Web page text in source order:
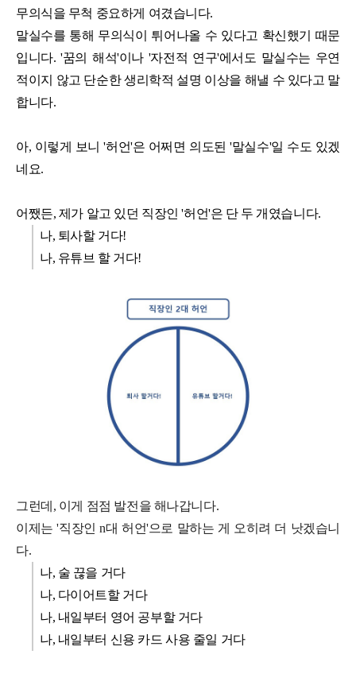
무의식을 무척 중요하게 여겼습니다.
말실수를 통해 무의식이 튀어나올 수 있다고 확신했기 때문
입니다. '꿈의 해석'이나 '자전적 연구'에서도 말실수는 우연
적이지 않고 단순한 생리학적 설명 이상을 해낼 수 있다고 말
합니다.
아, 이렇게 보니 '허언'은 어쩌면 의도된 '말실수'일 수도 있겠
네요.
어쨌든, 제가 알고 있던 직장인 '허언'은 단 두 개였습니다.
나, 퇴사할 거다!
나, 유튜브 할 거다!
그런데, 이게 점점 발전을 해나갑니다.
이제는 '직장인 n대 허언'으로 말하는 게 오히려 더 낫겠습니
다.
나, 술 끊을 거다
나, 다이어트할 거다
나, 내일부터 영어 공부할 거다
나, 내일부터 신용 카드 사용 줄일 거다